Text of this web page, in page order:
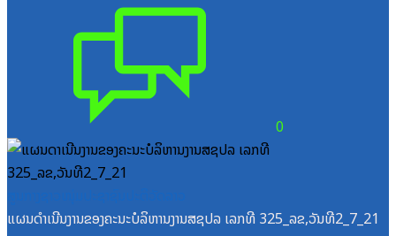
0
ແຜນດຳເນີນງານຂອງຄະນະບໍລິຫານງານສຊປລ ເລກທີ 325_ລຂ,ວັນທີ2_7_21